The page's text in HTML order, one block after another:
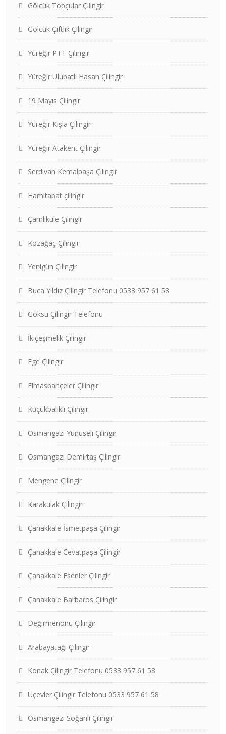
Gölcük Topçular Çilingir
Gölcük Çiftlik Çilingir
Yüreğir PTT Çilingir
Yüreğir Ulubatlı Hasan Çilingir
19 Mayıs Çilingir
Yüreğir Kışla Çilingir
Yüreğir Atakent Çilingir
Serdivan Kemalpaşa Çilingir
Hamitabat çilingir
Çamlıkule Çilingir
Kozağaç Çilingir
Yenigün Çilingir
Buca Yıldız Çilingir Telefonu 0533 957 61 58
Göksu Çilingir Telefonu
İkiçeşmelik Çilingir
Ege Çilingir
Elmasbahçeler Çilingir
Küçükbalıklı Çilingir
Osmangazi Yunuseli Çilingir
Osmangazi Demirtaş Çilingir
Mengene Çilingir
Karakulak Çilingir
Çanakkale İsmetpaşa Çilingir
Çanakkale Cevatpaşa Çilingir
Çanakkale Esenler Çilingir
Çanakkale Barbaros Çilingir
Değirmenönü Çilingir
Arabayatağı Çilingir
Konak Çilingir Telefonu 0533 957 61 58
Üçevler Çilingir Telefonu 0533 957 61 58
Osmangazi Soğanlı Çilingir